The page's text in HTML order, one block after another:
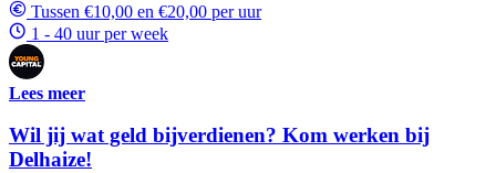
Tussen €10,00 en €20,00 per uur
1 - 40 uur per week
Lees meer
Wil jij wat geld bijverdienen? Kom werken bij
Delhaize!